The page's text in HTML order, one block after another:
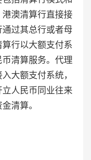
澳清算行直接接
过其总行或者母
行以大额支付系
清算服务。代理
大额支付系统，
人民币同业往来
清算。